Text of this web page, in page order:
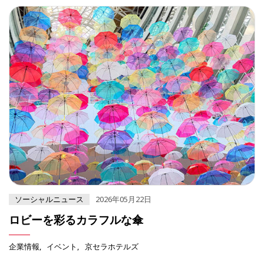
ソーシャルニュース 2026年05月22日
ロビーを彩るカラフルな傘
企業情報 イベント 京セラホテルズ